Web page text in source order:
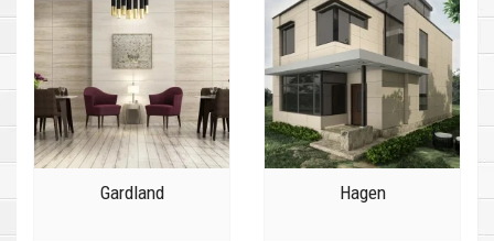
Gardland Hagen